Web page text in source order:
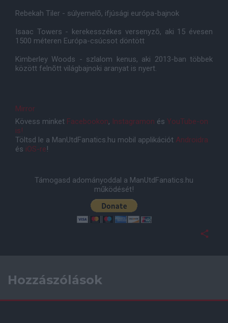
Rebekah Tiler - súlyemelõ, ifjúsági európa-bajnok
Isaac Towers - kerekesszékes versenyzõ, aki 15 évesen
1500 méteren Európa-csúcsot döntött
Kimberley Woods - szlalom kenus, aki 2013-ban többek
között felnõtt világbajnoki aranyat is nyert.
Mirror
Kövess minket Facebookon, Instagramon és YouTube-on
is!
Töltsd le a ManUtdFanatics.hu mobil applikációt Androidra
és iOS-re!
Támogasd adományoddal a ManUtdFanatics.hu
működését!
Hozzászólások